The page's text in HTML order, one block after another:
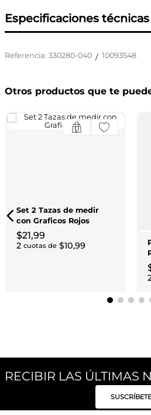
Especificaciones técnicas
Referencia: 330280-040 / 10093548
Otros productos que te
Set 2 Tazas de medir
con Graficos Rojos
$21,99
2 cuotas de $10,99
RECIBIR LAS ÚLTIMAS
SUSCRÍBETE